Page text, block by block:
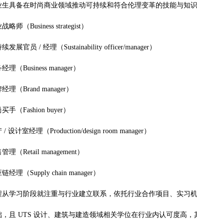
生具备在时尚商业领域推动可持续和符合伦理变革的技能与知
略师（Business strategist）
发展官员 / 经理（Sustainability officer/manager）
理（Business manager）
理（Brand manager）
手（Fashion buyer）
/ 设计室经理（Production/design room manager）
理（Retail management）
经理（Supply chain manager）
从学习阶段就注重与行业建立联系，依托行业合作项目、实习
，且 UTS 设计、建筑与建造领域相关学位在行业内认可度高